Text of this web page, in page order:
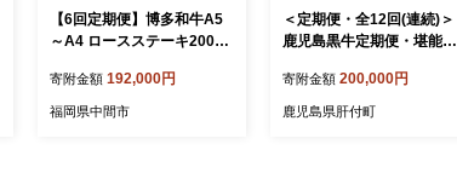
【6回定期便】博多和牛A5
～A4 ロースステーキ200g×
5】
寄附金額 192,000円
福岡県中間市
＜定期便・全12回(連続)＞
鹿児島黒牛定期便・堪能セ
寄附金額 200,000円
鹿児島県肝付町